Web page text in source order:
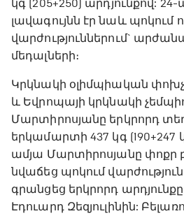
կգ (205+250) արդյունքով:
լավագույնն էր նաև պոկում
վարժություններում`
մեդալների։
Կրկնակի օլիմպիական
և Եվրոպայի կրկնակի
Մարտիրոսյանը երկրորդ
երկամարտի 437 կգ (190+247
ամյա Մարտիրոսյանը փոքր
նվաճեց պոկում
գրանցեց երկրորդ
Էդուարդ Զեզյուլինին: